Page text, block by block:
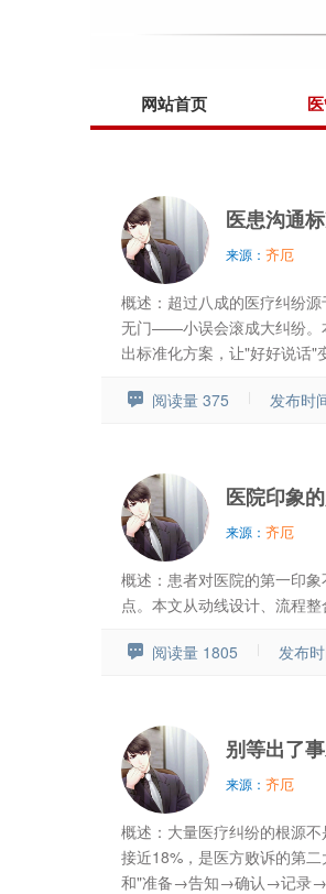
网站首页
医患沟通
来源： 齐厄
概述：超过八成的医疗纠纷
无门——小误会滚成大纠纷。
出标准化方案，让"好好说话"
阅读量 375 发布时
医院印象
来源： 齐厄
概述：患者对医院的第一印
点。本文从动线设计、流程
阅读量 1805 发布
别等出了
来源： 齐厄
概述：大量医疗纠纷的根源
接近18%，是医方败诉的第
和"准备→告知→确认→记录→